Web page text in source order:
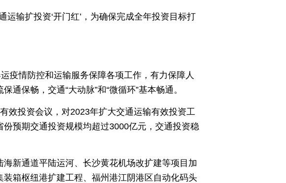
输扩投资‘开门红’，为确保完成全年投资目标打
疫情防控和运输服务保障各项工作，有力保障人
保畅，交通“大动脉”和“微循环”基本畅通。
效投资会议，对2023年扩大交通运输有效投资工
预期交通投资规模均超过3000亿元，交通投资稳
新通道平陆运河、长沙黄花机场改扩建等项目加
箱枢纽港扩建工程、福州港江阴港区自动化码头